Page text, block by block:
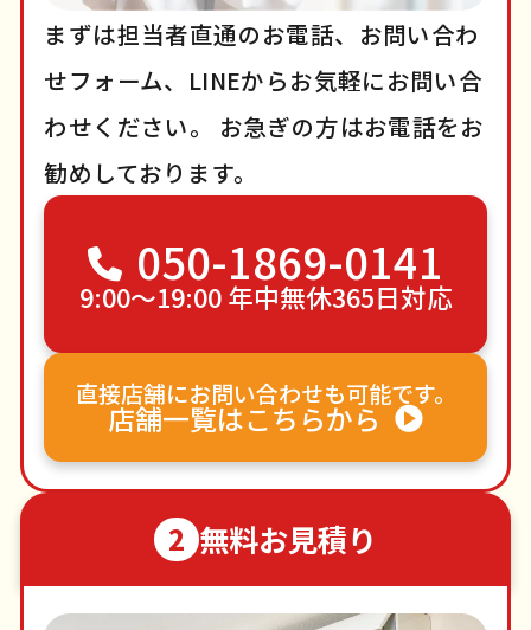
まずは担当者直通のお電話、お問い合わ
せフォーム、LINEからお気軽にお問い合
わせください。
お急ぎの方はお電話をお
勧めしております。
050-1869-0141
9:00〜19:00 年中無休365日対応
直接店舗にお問い合わせも可能です。
店舗一覧はこちらから
2 無料お見積り